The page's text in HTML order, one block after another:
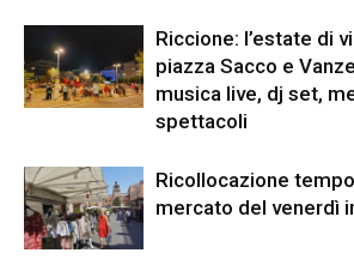
Riccione: l’estate di
piazza Sacco e
musica live, dj set,
spettacoli
Ricollocazione
mercato del venerdì